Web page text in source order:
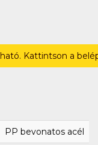
Kattintson a
PP bevonatos acél